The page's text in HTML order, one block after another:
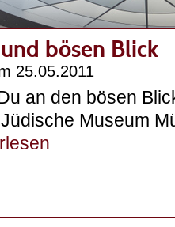
bösen Blick
25.05.2011
an den bösen
Museum